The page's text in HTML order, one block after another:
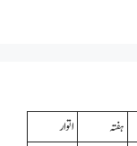
ہفتہ
اتوار